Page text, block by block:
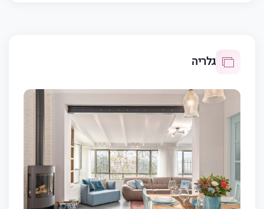
גלריה